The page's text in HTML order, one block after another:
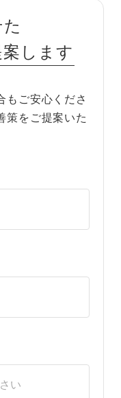
します
もご安心くださ
策をご提案いた